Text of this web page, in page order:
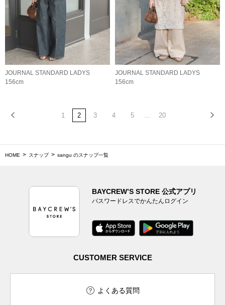
JOURNAL STANDARD LADYS
156cm
JOURNAL STANDARD LADYS
156cm
1 2 3 4 5 20
HOME スナップ sangu のスナップ一覧
BAYCREW’S STORE 公式アプリ
パスワードレスでかんたんログイン
CUSTOMER SERVICE
よくある質問